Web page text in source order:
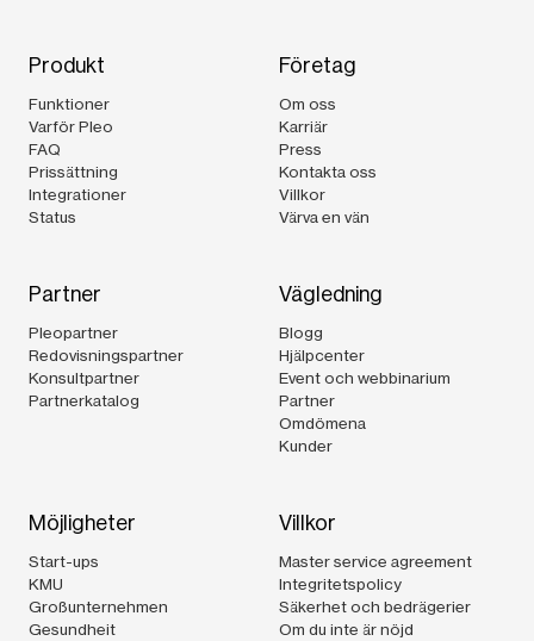
Produkt
Funktioner
Varför Pleo
FAQ
Prissättning
Integrationer
Status
Företag
Om oss
Karriär
Press
Kontakta oss
Villkor
Värva en vän
Partner
Pleopartner
Redovisningspartner
Konsultpartner
Partnerkatalog
Vägledning
Blogg
Hjälpcenter
Event och webbinarium
Partner
Omdömena
Kunder
Möjligheter
Start-ups
KMU
Großunternehmen
Gesundheit
Villkor
Master service agreement
Integritetspolicy
Säkerhet och bedrägerier
Om du inte är nöjd